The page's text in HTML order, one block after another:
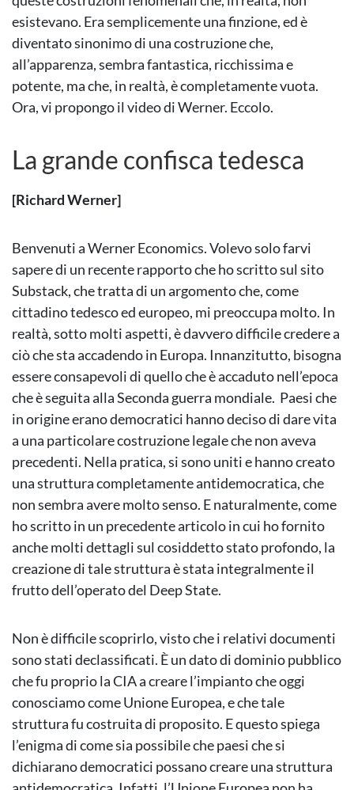
esistevano. Era semplicemente una finzione, ed è
diventato sinonimo di una costruzione che,
all’apparenza, sembra fantastica, ricchissima e
potente, ma che, in realtà, è completamente vuota.
Ora, vi propongo il video di Werner. Eccolo.
La grande confisca tedesca
[Richard Werner]
Benvenuti a Werner Economics. Volevo solo farvi
sapere di un recente rapporto che ho scritto sul sito
Substack, che tratta di un argomento che, come
cittadino tedesco ed europeo, mi preoccupa molto. In
realtà, sotto molti aspetti, è davvero difficile credere a
ciò che sta accadendo in Europa. Innanzitutto, bisogna
essere consapevoli di quello che è accaduto nell’epoca
che è seguita alla Seconda guerra mondiale. Paesi che
in origine erano democratici hanno deciso di dare vita
a una particolare costruzione legale che non aveva
precedenti. Nella pratica, si sono uniti e hanno creato
una struttura completamente antidemocratica, che
non sembra avere molto senso. E naturalmente, come
ho scritto in un precedente articolo in cui ho fornito
anche molti dettagli sul cosiddetto stato profondo, la
creazione di tale struttura è stata integralmente il
frutto dell’operato del Deep State.
Non è difficile scoprirlo, visto che i relativi documenti
sono stati declassificati. È un dato di dominio pubblico
che fu proprio la CIA a creare l’impianto che oggi
conosciamo come Unione Europea, e che tale
struttura fu costruita di proposito. E questo spiega
l’enigma di come sia possibile che paesi che si
dichiarano democratici possano creare una struttura